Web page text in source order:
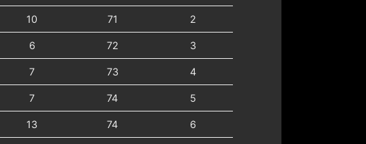
10 71 2
6 72 3
7 73 4
7 74 5
13 74 6